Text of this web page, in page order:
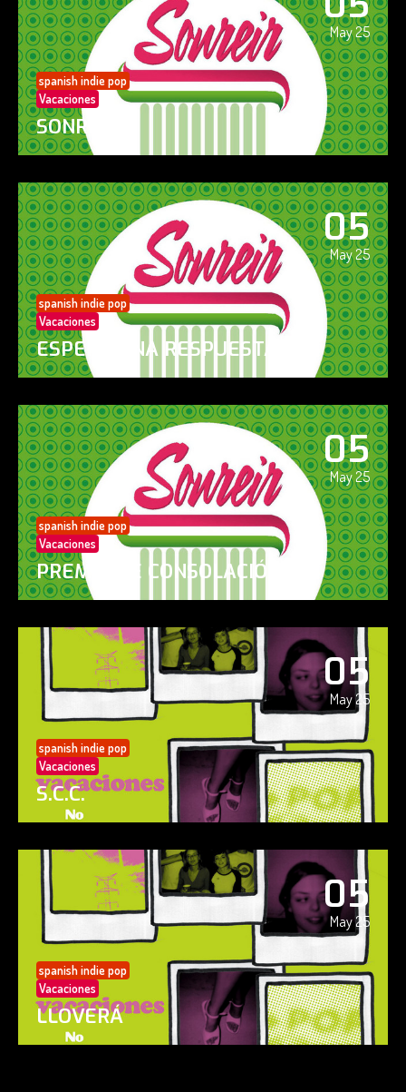
May 25
spanish indie pop
Vacaciones
SONREÍR
05
May 25
spanish indie pop
Vacaciones
ESPERO UNA RESPUESTA
05
May 25
spanish indie pop
Vacaciones
PREMIO DE CONSOLACIÓN
05
May 25
spanish indie pop
Vacaciones
S.C.C.
05
May 25
spanish indie pop
Vacaciones
LLOVERÁ